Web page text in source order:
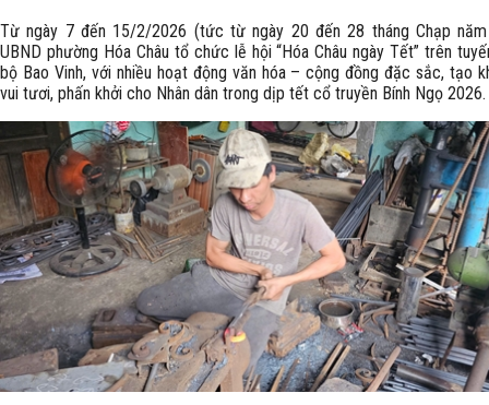
Từ ngày 7 đến 15/2/2026 (tức từ ngày 20 đến 28 tháng Chạp
UBND phường Hóa Châu tổ chức lễ hội “Hóa Châu ngày Tết” trên
bộ Bao Vinh, với nhiều hoạt động văn hóa – cộng đồng đặc sắc, tạo
vui tươi, phấn khởi cho Nhân dân trong dịp tết cổ truyền Bính Ngọ 2026.